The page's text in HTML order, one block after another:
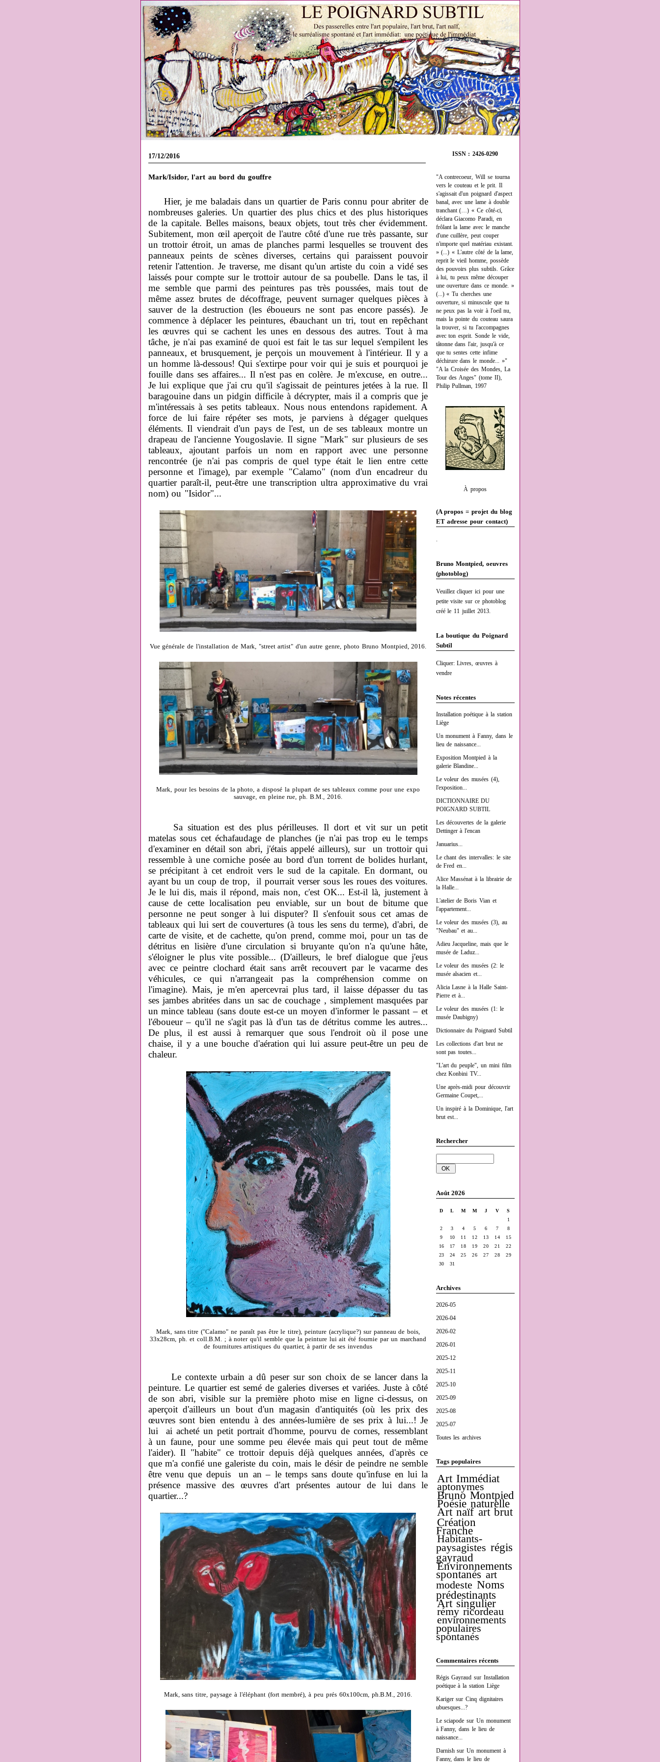
ISSN : 2426-0290
"A contrecoeur, Will se tourna
vers le couteau et le prit. Il
s'agissait d'un poignard d'aspect
banal, avec une lame à double
tranchant (…) « Ce côté-ci,
déclara Giacomo Paradi, en
frôlant la lame avec le manche
d'une cuillère, peut couper
n'importe quel matériau existant.
» (...) « L'autre côté de la lame,
reprit le vieil homme, possède
des pouvoirs plus subtils. Grâce
à lui, tu peux même découper
une ouverture dans ce monde. »
(...) « Tu cherches une
ouverture, si minuscule que tu
ne peux pas la voir à l'oeil nu,
mais la pointe du couteau saura
la trouver, si tu l'accompagnes
avec ton esprit. Sonde le vide,
tâtonne dans l'air, jusqu'à ce
que tu sentes cette infime
déchirure dans le monde... »"
"A la Croisée des Mondes, La
Tour des Anges" (tome II),
Philip Pullman, 1997
À propos
(A propos = projet du blog
ET adresse pour contact)
.
Bruno Montpied, oeuvres
(photoblog)
Veuillez cliquer ici pour une
petite visite sur ce photoblog
créé le 11 juillet 2013.
La boutique du Poignard
Subtil
Cliquer: Livres, œuvres à
vendre
Notes récentes
Installation poétique à la station
Liège
Un monument à Fanny, dans le
lieu de naissance...
Exposition Montpied à la
galerie Blandine...
Le voleur des musées (4),
l'exposition...
DICTIONNAIRE DU
POIGNARD SUBTIL
Les découvertes de la galerie
Dettinger à l'encan
Januarius...
Le chant des intervalles: le site
de Fred en...
Alice Massénat à la librairie de
la Halle...
L'atelier de Boris Vian et
l'appartement...
Le voleur des musées (3), au
"Neubau" et au...
Adieu Jacqueline, mais que le
musée de Laduz...
Le voleur des musées (2: le
musée alsacien et...
Alicia Lasne à la Halle Saint-
Pierre et à...
Le voleur des musées (1: le
musée Daubigny)
Dictionnaire du Poignard Subtil
Les collections d'art brut ne
sont pas toutes...
"L'art du peuple", un mini film
chez Konbini TV...
Une après-midi pour découvrir
Germaine Coupet,...
Un inspiré à la Dominique, l'art
brut est...
Rechercher
Août 2026
D L M M J V
S
1
2
3 4 5 6 7
8
9
10 11 12 13 14
15
16
17 18 19 20 21
22
23
24 25 26 27 28
29
30
31
Archives
2026-05
2026-04
2026-02
2026-01
2025-12
2025-11
2025-10
2025-09
2025-08
2025-07
Toutes les archives
Tags populaires
Art Immédiat
aptonymes
Bruno Montpied
Poésie naturelle
Art naïf art brut
Création
Franche
Habitants-
paysagistes régis
gayraud
Environnements
spontanés art
modeste Noms
prédestinants
Art singulier
rémy ricordeau
environnements
populaires
spontanés
Commentaires récents
Régis Gayraud surInstallation
poétique à la station Liège
KarigersurCinq dignitaires
ubuesques...?
Le sciapode surUn monument
à Fanny, dans le lieu de
naissance...
DarnishsurUn monument à
Fanny, dans le lieu de
17/12/2016
Mark/Isidor, l'art au bord du gouffre
Hier, je me baladais dans un quartier de Paris connu pour abriter de
nombreuses galeries. Un quartier des plus chics et des plus historiques
de la capitale. Belles maisons, beaux objets, tout très cher évidemment.
Subitement, mon œil aperçoit de l'autre côté d'une rue très passante, sur
un trottoir étroit, un amas de planches parmi lesquelles se trouvent des
panneaux peints de scènes diverses, certains qui paraissent pouvoir
retenir l'attention. Je traverse, me disant qu'un artiste du coin a vidé ses
laissés pour compte sur le trottoir autour de sa poubelle. Dans le tas, il
me semble que parmi des peintures pas très poussées, mais tout de
même assez brutes de décoffrage, peuvent surnager quelques pièces à
sauver de la destruction (les éboueurs ne sont pas encore passés). Je
commence à déplacer les peintures, ébauchant un tri, tout en repêchant
les œuvres qui se cachent les unes en dessous des autres. Tout à ma
tâche, je n'ai pas examiné de quoi est fait le tas sur lequel s'empilent les
panneaux, et brusquement, je perçois un mouvement à l'intérieur. Il y a
un homme là-dessous! Qui s'extirpe pour voir qui je suis et pourquoi je
fouille dans ses affaires... Il n'est pas en colère. Je m'excuse, en outre...
Je lui explique que j'ai cru qu'il s'agissait de peintures jetées à la rue. Il
baragouine dans un pidgin difficile à décrypter, mais il a compris que je
m'intéressais à ses petits tableaux. Nous nous entendons rapidement. A
force de lui faire répéter ses mots, je parviens à dégager quelques
éléments. Il viendrait d'un pays de l'est, un de ses tableaux montre un
drapeau de l'ancienne Yougoslavie. Il signe "Mark" sur plusieurs de ses
tableaux, ajoutant parfois un nom en rapport avec une personne
rencontrée (je n'ai pas compris de quel type était le lien entre cette
personne et l'image), par exemple "Calamo" (nom d'un encadreur du
quartier paraît-il, peut-être une transcription ultra approximative du vrai
nom) ou "Isidor"...
Vue générale de l'installation de Mark, "street artist" d'un autre genre, photo Bruno Montpied, 2016.
Mark, pour les besoins de la photo, a disposé la plupart de ses tableaux comme pour une expo
sauvage, en pleine rue, ph. B.M., 2016.
Sa situation est des plus périlleuses. Il dort et vit sur un petit
matelas sous cet échafaudage de planches (je n'ai pas trop eu le temps
d'examiner en détail son abri, j'étais appelé ailleurs), sur un trottoir qui
ressemble à une corniche posée au bord d'un torrent de bolides hurlant,
se précipitant à cet endroit vers le sud de la capitale. En dormant, ou
ayant bu un coup de trop, il pourrait verser sous les roues des voitures.
Je le lui dis, mais il répond, mais non, c'est OK... Est-il là, justement à
cause de cette localisation peu enviable, sur un bout de bitume que
personne ne peut songer à lui disputer? Il s'enfouit sous cet amas de
tableaux qui lui sert de couvertures (à tous les sens du terme), d'abri, de
carte de visite, et de cachette, qu'on prend, comme moi, pour un tas de
détritus en lisière d'une circulation si bruyante qu'on n'a qu'une hâte,
s'éloigner le plus vite possible... (D'ailleurs, le bref dialogue que j'eus
avec ce peintre clochard était sans arrêt recouvert par le vacarme des
véhicules, ce qui n'arrangeait pas la compréhension comme on
l'imagine). Mais, je m'en apercevrai plus tard, il laisse dépasser du tas
ses jambes abritées dans un sac de couchage , simplement masquées par
un mince tableau (sans doute est-ce un moyen d'informer le passant – et
l'éboueur – qu'il ne s'agit pas là d'un tas de détritus comme les autres...
De plus, il est aussi à remarquer que sous l'endroit où il pose une
chaise, il y a une bouche d'aération qui lui assure peut-être un peu de
chaleur.
Mark, sans titre ("Calamo" ne paraît pas être le titre), peinture (acrylique?) sur panneau de bois,
33x28cm, ph. et coll.B.M. ; à noter qu'il semble que la peinture lui ait été fournie par un marchand
de fournitures artistiques du quartier, à partir de ses invendus
Le contexte urbain a dû peser sur son choix de se lancer dans la
peinture. Le quartier est semé de galeries diverses et variées. Juste à côté
de son abri, visible sur la première photo mise en ligne ci-dessus, on
aperçoit d'ailleurs un bout d'un magasin d'antiquités (où les prix des
œuvres sont bien entendu à des années-lumière de ses prix à lui...! Je
lui ai acheté un petit portrait d'homme, pourvu de cornes, ressemblant
à un faune, pour une somme peu élevée mais qui peut tout de même
l'aider). Il "habite" ce trottoir depuis déjà quelques années, d'après ce
que m'a confié une galeriste du coin, mais le désir de peindre ne semble
être venu que depuis un an – le temps sans doute qu'infuse en lui la
présence massive des œuvres d'art présentes autour de lui dans le
quartier...?
Mark, sans titre, paysage à l'éléphant (fort membré), à peu prés 60x100cm, ph.B.M., 2016.